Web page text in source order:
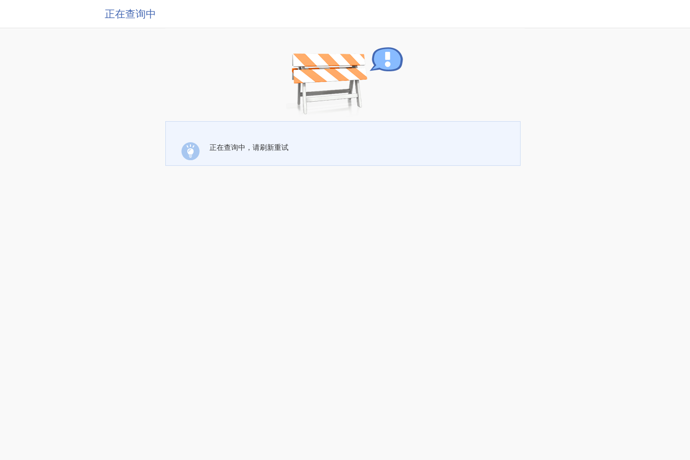
正在查询中
正在查询中，请刷新重试